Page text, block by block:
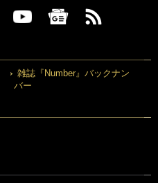
雑誌『Number』バックナン
バー